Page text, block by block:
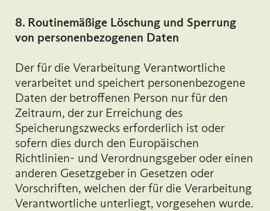
8. Routinemäßige Löschung und Sperrung
von personenbezogenen Daten
Der für die Verarbeitung Verantwortliche
verarbeitet und speichert personenbezogene
Daten der betroffenen Person nur für den
Zeitraum, der zur Erreichung des
Speicherungszwecks erforderlich ist oder
sofern dies durch den Europäischen
Richtlinien- und Verordnungsgeber oder einen
anderen Gesetzgeber in Gesetzen oder
Vorschriften, welchen der für die Verarbeitung
Verantwortliche unterliegt, vorgesehen wurde.